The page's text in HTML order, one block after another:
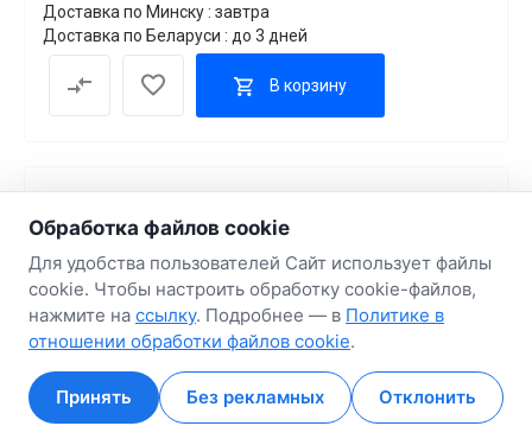
Главная Кабинет Избранные Сравнение
Главная Кабинет Избранные Сравнение
Доставка по Минску : завтра
Доставка по Беларуси : до 3 дней
В корзину
Монитор 27" LG UltraGear 27G411A-B
Код товара 432608
В наличии
Обработка файлов cookie
Для удобства пользователей Сайт использует файлы
cookie. Чтобы настроить обработку cookie-файлов,
нажмите на ссылку. Подробнее — в Политике в
отношении обработки файлов cookie.
Принять Без рекламных Отклонить